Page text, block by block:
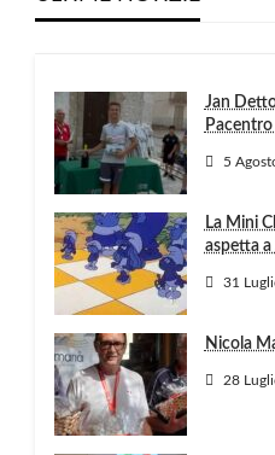
Jan
5
La Mini
aspetta
31
Nicola
28